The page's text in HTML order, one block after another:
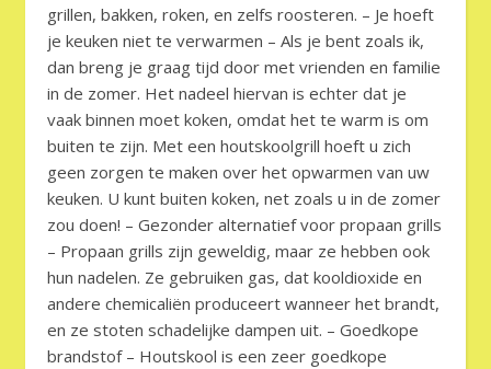
grillen, bakken, roken, en zelfs roosteren. – Je hoeft
je keuken niet te verwarmen – Als je bent zoals ik,
dan breng je graag tijd door met vrienden en familie
in de zomer. Het nadeel hiervan is echter dat je
vaak binnen moet koken, omdat het te warm is om
buiten te zijn. Met een houtskoolgrill hoeft u zich
geen zorgen te maken over het opwarmen van uw
keuken. U kunt buiten koken, net zoals u in de zomer
zou doen! – Gezonder alternatief voor propaan grills
– Propaan grills zijn geweldig, maar ze hebben ook
hun nadelen. Ze gebruiken gas, dat kooldioxide en
andere chemicaliën produceert wanneer het brandt,
en ze stoten schadelijke dampen uit. – Goedkope
brandstof – Houtskool is een zeer goedkope